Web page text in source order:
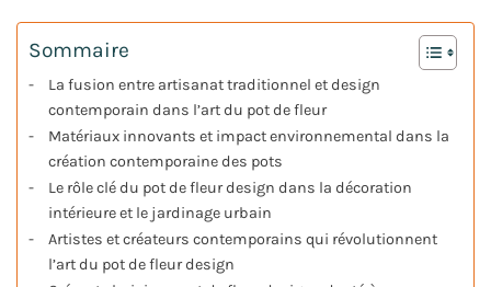
Sommaire
La fusion entre artisanat traditionnel et design
contemporain dans l’art du pot de fleur
Matériaux innovants et impact environnemental dans la
création contemporaine des pots
Le rôle clé du pot de fleur design dans la décoration
intérieure et le jardinage urbain
Artistes et créateurs contemporains qui révolutionnent
l’art du pot de fleur design